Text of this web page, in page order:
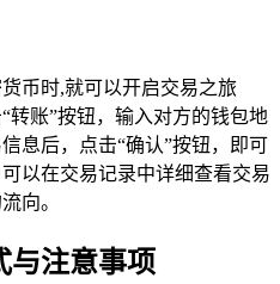
币时,就可以开启交易之旅
转账”按钮，输入对方的钱包地
息后，点击“确认”按钮，即可
以在交易记录中详细查看交易
向。
与注意事项